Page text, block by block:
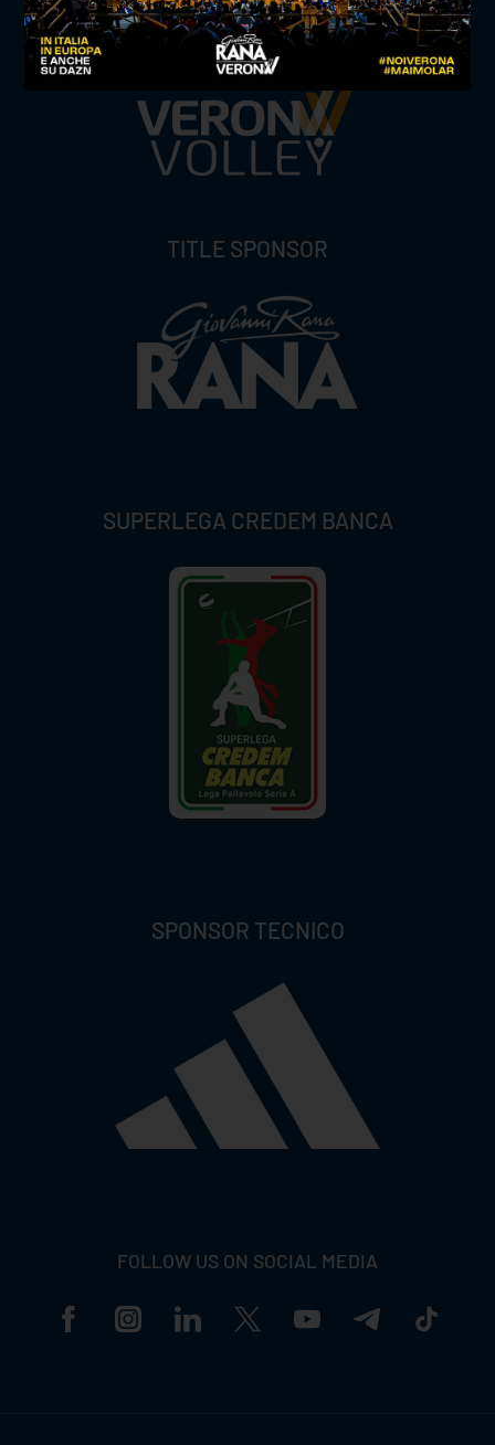
TITLE SPONSOR
SUPERLEGA CREDEM BANCA
SPONSOR TECNICO
FOLLOW US ON SOCIAL MEDIA